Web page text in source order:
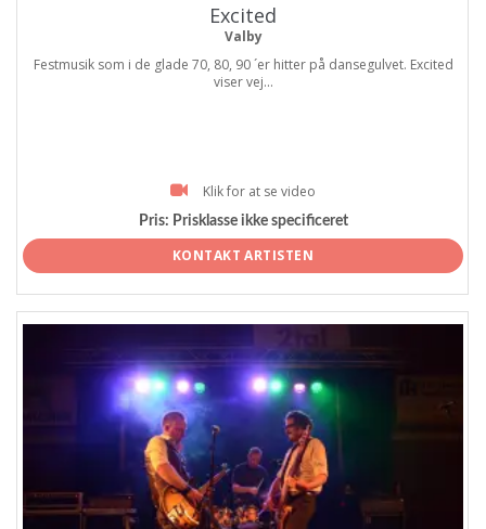
Excited
Valby
Festmusik som i de glade 70, 80, 90 ´er hitter på dansegulvet. Excited
viser vej...
Klik for at se video
Pris: Prisklasse ikke specificeret
KONTAKT ARTISTEN